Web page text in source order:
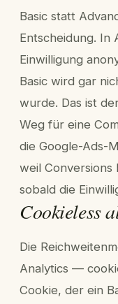
Basic statt
Entscheidung. In
Einwilligung
Basic wird gar
wurde. Das ist
Weg für eine
die Google-Ads-
weil
sobald die
Cookieless
Die
Analytics —
Cookie, der ein